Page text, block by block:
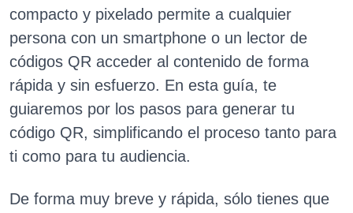
compacto y pixelado permite a cualquier
persona con un smartphone o un lector de
códigos QR acceder al contenido de forma
rápida y sin esfuerzo. En esta guía, te
guiaremos por los pasos para generar tu
código QR, simplificando el proceso tanto para
ti como para tu audiencia.
De forma muy breve y rápida, sólo tienes que